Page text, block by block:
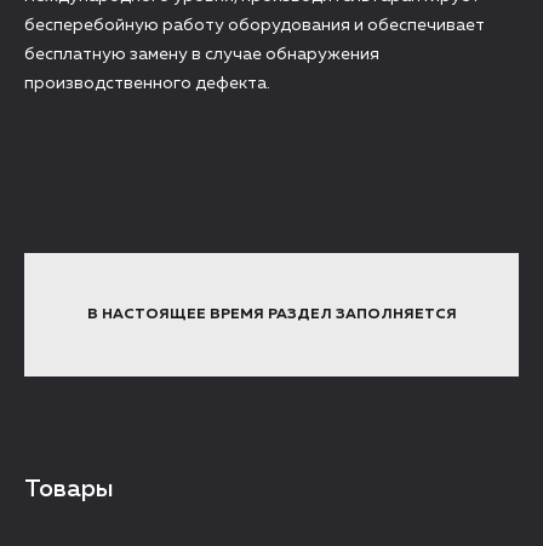
бесперебойную работу оборудования и обеспечивает
бесплатную замену в случае обнаружения
производственного дефекта.
В НАСТОЯЩЕЕ ВРЕМЯ РАЗДЕЛ ЗАПОЛНЯЕТСЯ
Товары